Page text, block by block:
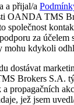
a přijal/a
OANDA TMS
společnost
za účelem
mohu kdykoli
dostávat
Brokers S.A.
propagačních
jež jsem